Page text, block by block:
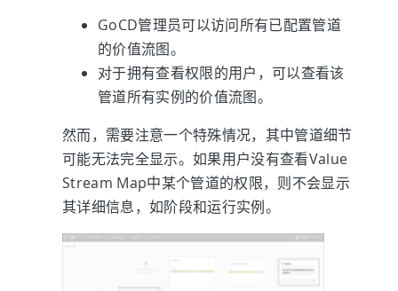
GoCD管理员可以访问所有已配置管道
的价值流图。
对于拥有查看权限的用户，可以查看该
管道所有实例的价值流图。
然而，需要注意一个特殊情况，其中管道细节
可能无法完全显示。如果用户没有查看Value
Stream Map中某个管道的权限，则不会显示
其详细信息，如阶段和运行实例。